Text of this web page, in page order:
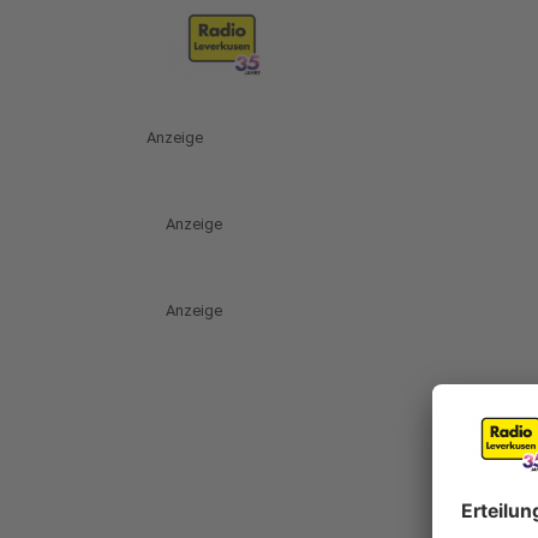
Anzeige
Anzeige
Anzeige